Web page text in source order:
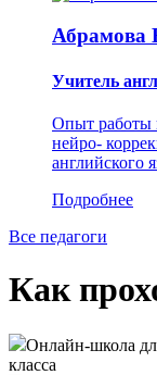
Абрамова
Учитель
Опыт работы
нейро-
английского
Подробнее
Все педагоги
Как
Онлайн-школа
класса